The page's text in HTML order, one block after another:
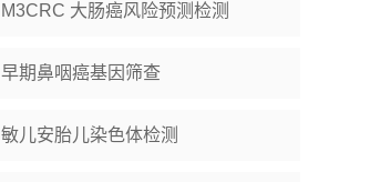
M3CRC 大肠癌风险预测检测
早期鼻咽癌基因筛查
敏儿安胎儿染色体检测